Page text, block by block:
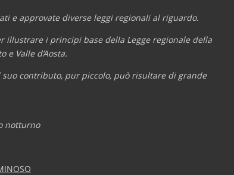
e approvate diverse leggi regionali al riguardo.
illustrare i principi base della Legge regionale della
Valle d’Aosta.
contributo, pur piccolo, può risultare di grande
notturno